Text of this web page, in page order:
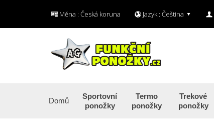
Měna : Česká koruna Jazyk : Čeština
Domů
Sportovní
ponožky
Termo
ponožky
Trekové
ponožky